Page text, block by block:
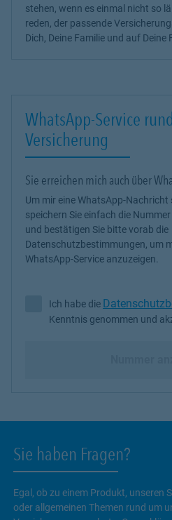
stehen, wenn es einmal nicht so
reden, der passende
Dich, Deine Familie und auf Deine
WhatsApp-Service
Versicherung
Sie erreichen mich auch über
Um mir eine WhatsApp-Nachricht
speichern Sie einfach die
und bestätigen Sie bitte vorab die
Datenschutzbestimmungen, um
WhatsApp-Service anzuzeigen.
Ich habe die
Ich habe die
Kenntnis genommen und
Sie haben Fragen?
Egal, ob zu einem Produkt, unseren
oder allgemeinen Themen rund um